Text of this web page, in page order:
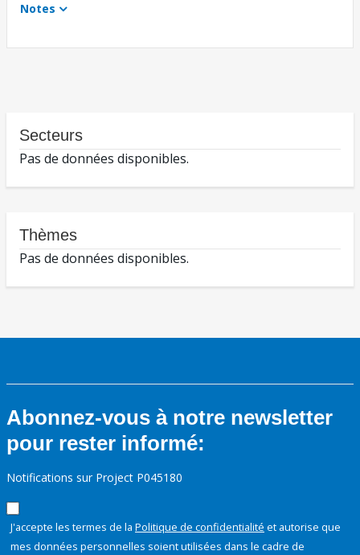
Notes
Secteurs
Pas de données disponibles.
Thèmes
Pas de données disponibles.
Abonnez-vous à notre newsletter
pour rester informé:
Notifications sur Project P045180
J'accepte les termes de la Politique de confidentialité et autorise que
mes données personnelles soient utilisées dans le cadre de